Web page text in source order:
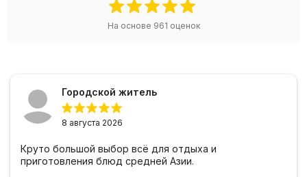
На основе 961 оценок
Городской житель
8 августа 2026
Круто большой выбор всё для отдыха и
приготовления блюд средней Азии.